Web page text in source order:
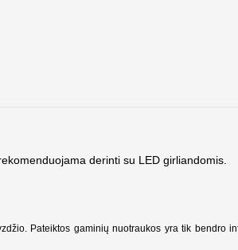
derinti su LED girliandomis.
Pateiktos gaminių nuotraukos yra tik bendro